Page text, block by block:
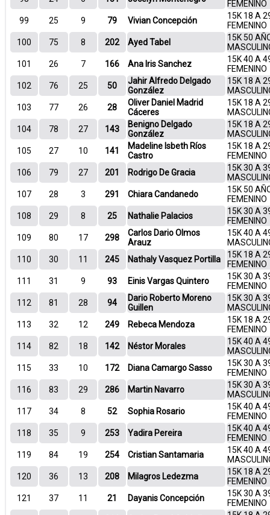
FEMENINO
99
25 9 79 Vivian Concepción
15K 18 A
FEMENINO
100
75 8 202 Ayed Tabel
15K 50
101
26 7 166 Ana Iris Sanchez
15K 40 A
FEMENINO
102
76 25 50
Jahir Alfredo Delgado
González
15K 18 A
103
77 26 28
Oliver Daniel Madrid
Cáceres
15K 18 A
104
78 27 143
Benigno Delgado
González
15K 18 A
105
27 10 141
Madeline Isbeth Ríos
Castro
15K 18 A
FEMENINO
106
79 27 201 Rodrigo De Gracia
15K 30 A
107
28 3 291 Chiara Candanedo
15K 50
FEMENINO
108
29 8 25 Nathalie Palacios
15K 30 A
FEMENINO
109
80 17 298
Carlos Dario Olmos
Arauz
15K 40 A
110
30 11 245 Nathaly Vasquez Portilla
15K 18 A
FEMENINO
111
31 9 93 Einis Vargas Quintero
15K 30 A
FEMENINO
112
81 28 94
Dario Roberto Moreno
Guillen
15K 30 A
113
32 12 249 Rebeca Mendoza
15K 18 A
FEMENINO
114
82 18 142 Néstor Morales
15K 40 A
115
33 10 172 Diana Camargo Sasso
15K 30 A
FEMENINO
116
83 29 286 Martin Navarro
15K 30 A
117
34 8 52 Sophia Rosario
15K 40 A
FEMENINO
118
35 9 253 Yadira Pereira
15K 40 A
FEMENINO
119
84 19 254 Cristian Santamaria
15K 40 A
120
36 13 208 Milagros Ledezma
15K 18 A
FEMENINO
121
37 11 21 Dayanis Concepción
15K 30 A
FEMENINO